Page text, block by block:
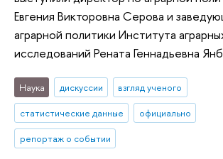
Евгения Викторовна Серова и
аграрной политики Института
исследований Рената Геннадьевна
Наука дискуссии
взгляд ученого
статистические данные
официально
репортаж о событии